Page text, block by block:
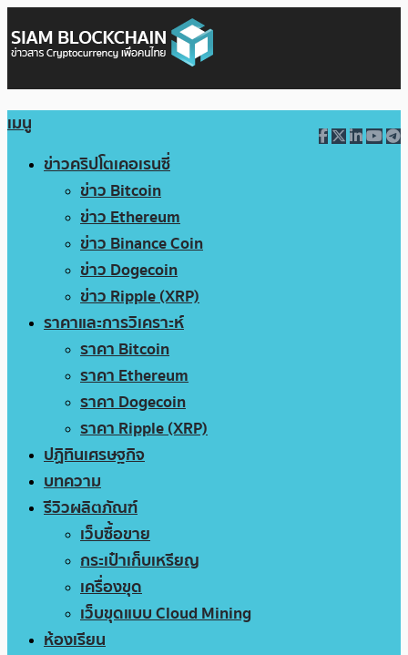
เมนู
ข่าวคริปโตเคอเรนซี่
ข่าว Bitcoin
ข่าว Ethereum
ข่าว Binance Coin
ข่าว Dogecoin
ข่าว Ripple (XRP)
ราคาและการวิเคราะห์
ราคา Bitcoin
ราคา Ethereum
ราคา Dogecoin
ราคา Ripple (XRP)
ปฏิทินเศรษฐกิจ
บทความ
รีวิวผลิตภัณฑ์
เว็บซื้อขาย
กระเป๋าเก็บเหรียญ
เครื่องขุด
เว็บขุดแบบ Cloud Mining
ห้องเรียน